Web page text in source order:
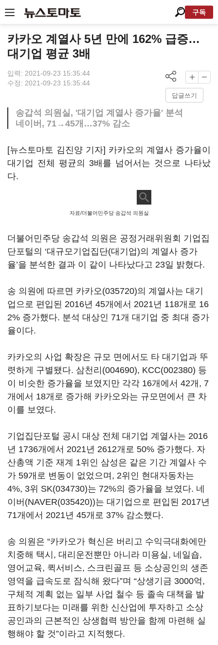
구독
카카오 계열사 5년 만에 162% 급증…
대기업 평균 3배
입력: 2021-09-23 15:35:44
수정: 2021-09-23 15:35:44
답글쓰기
송갑석 의원실, '대기업 계열사 증가율' 분석
네이버, 71→45개…37% 감소
[뉴스토마토 김진양 기자] 카카오의 계열사 증가율이
대기업 전체 평균의 3배를 넘어서는 것으로 나타났
다.
자료/더불어민주당 송갑석 의원실
더불어민주당 송갑석 의원은 공정거래위원회 기업집
단포털의 ‘대규모기업집단(대기업)의 계열사 증가
율’을 분석한 결과 이 같이 나타났다고 23일 밝혔다.
송 의원에 따르면 카카오(035720)의 계열사는 대기
업으로 편입된 2016년 45개에서 2021년 118개로 16
2% 증가했다. 분석 대상인 71개 대기업 중 최대 증가
율이다.
카카오의 사업 확장은 규모 면에서도 타 대기업과 뚜
렷하게 구별됐다. 삼천리(004690), KCC(002380) 등
이 비슷한 증가율을 보였지만 각각 16개에서 42개, 7
개에서 18개로 증가해 카카오와는 규모면에서 큰 차
이를 보였다.
기업집단포털 공시 대상 전체 대기업 계열사는 2016
년 1736개에서 2021년 2612개로 50% 증가했다. 자
산총액 기준 재계 1위인 삼성은 같은 기간 계열사 수
가 59개로 변동이 없었으며, 2위인 현대자동차는
4%, 3위 SK(034730)는 72%의 증가율을 보였다. 네
이버(NAVER(035420))는 대기업으로 편입된 2017년
71개에서 2021년 45개로 37% 감소했다.
송 의원은 “카카오가 혁신은 버리고 수익극대화에만
치중해 택시, 대리운전뿐만 아니라 미용실, 네일숍,
영어교육, 퀵서비스, 스크린골프 등 소상공인의 생존
영역을 급속도로 잠식해 왔다”며 “상생기금 3000억,
구체적 계획 없는 일부 사업 철수 등 졸속 대책을 발
표하기보다는 미래를 위한 신산업에 투자하고 소상
공인과의 근본적인 상생협력 방안을 함께 마련해 실
행해야 할 것”이라고 지적했다.